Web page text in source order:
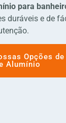
para
duráveis e de
Opções de
Alumínio